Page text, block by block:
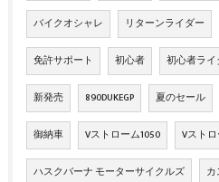
バイクオシャレ リターンライダー
免許サポート 初心者 初心者ライ
新発売 890DUKEGP 夏のセール
御納車 Vストローム1050 Vスト
ハスクバーナ モーターサイクルズ